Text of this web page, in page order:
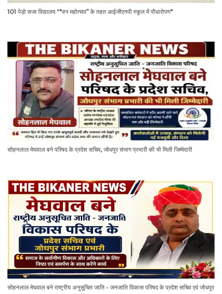
101 पेड़ो सजा विद्यालय "*वन महोत्सव” के तहत आईजीएनपी स्कूल में पौधारोपण*
सोहनलाल मेघवाल बने परिषद के प्रदेश सचिव, जोधपुर संभाग प्रभारी की भी मिली जिम्मेदारी
सोहनलाल मेघवाल बने राष्ट्रीय अनुसूचित जाति - जनजाति विकास परिषद के प्रदेश सचिव एवं जोधपुर